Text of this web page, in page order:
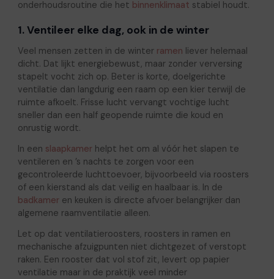
onderhoudsroutine die het binnenklimaat stabiel houdt.
1. Ventileer elke dag, ook in de winter
Veel mensen zetten in de winter ramen liever helemaal
dicht. Dat lijkt energiebewust, maar zonder verversing
stapelt vocht zich op. Beter is korte, doelgerichte
ventilatie dan langdurig een raam op een kier terwijl de
ruimte afkoelt. Frisse lucht vervangt vochtige lucht
sneller dan een half geopende ruimte die koud en
onrustig wordt.
In een slaapkamerhelpt het om al vóór het slapen te
ventileren en ’s nachts te zorgen voor een
gecontroleerde luchttoevoer, bijvoorbeeld via roosters
of een kierstand als dat veilig en haalbaar is. In de
badkameren keuken is directe afvoer belangrijker dan
algemene raamventilatie alleen.
Let op dat ventilatieroosters, roosters in ramen en
mechanische afzuigpunten niet dichtgezet of verstopt
raken. Een rooster dat vol stof zit, levert op papier
ventilatie maar in de praktijk veel minder